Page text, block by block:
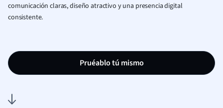
comunicación claras, diseño atractivo y una presencia digital
consistente.
Pruéablo tú mismo